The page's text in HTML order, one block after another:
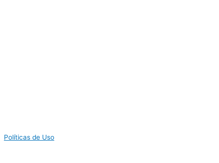
Políticas de Uso